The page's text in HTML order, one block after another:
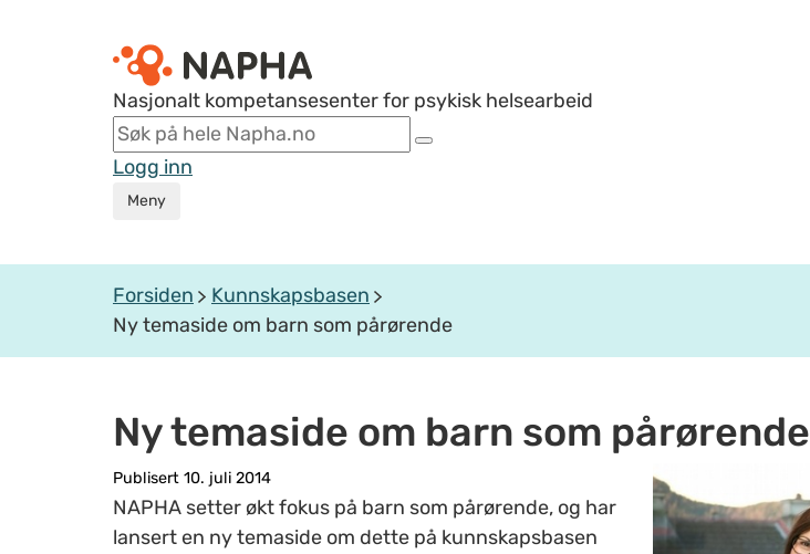
Nasjonalt kompetansesenter for psykisk helsearbeid
Logg inn
Meny
Forsiden
Kunnskapsbasen
Ny temaside om barn som pårørende
Ny temaside om barn som pårørende
Publisert 10. juli 2014
NAPHA setter økt fokus på barn som pårørende, og har
lansert en ny temaside om dette på kunnskapsbasen